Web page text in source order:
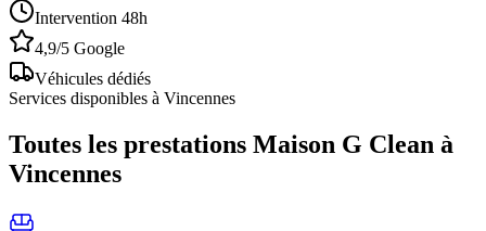
Intervention 48h
4,9/5 Google
Véhicules dédiés
Services disponibles à Vincennes
Toutes les prestations Maison G Clean à
Vincennes